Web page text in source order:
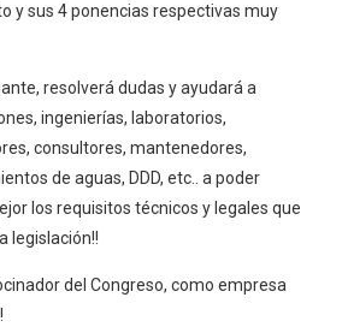
y sus 4 ponencias respectivas muy
resolverá dudas y ayudará a
ingenierías, laboratorios,
consultores, mantenedores,
de aguas, DDD, etc.. a poder
los requisitos técnicos y legales que
legislación!!
del Congreso, como empresa